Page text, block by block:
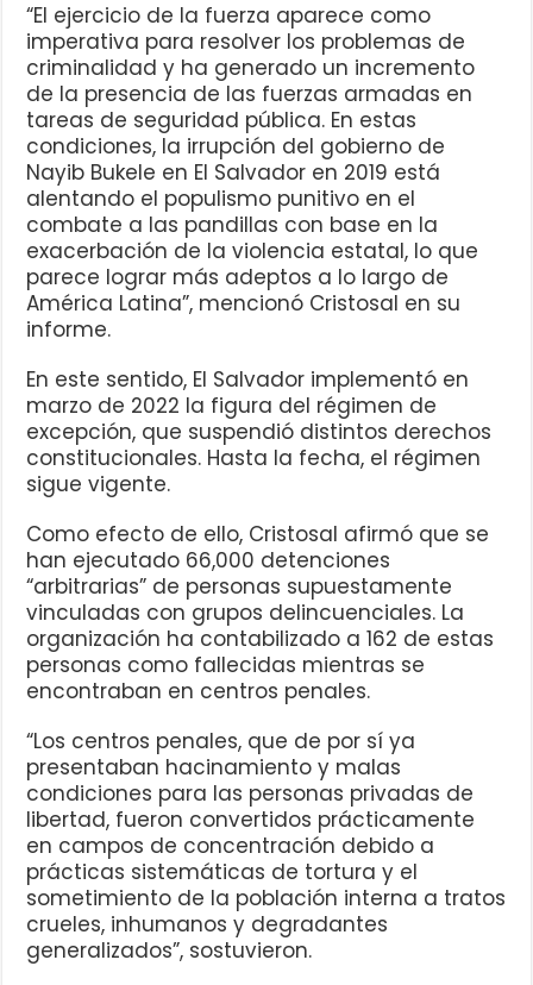
“El ejercicio de la fuerza aparece como
imperativa para resolver los problemas de
criminalidad y ha generado un incremento
de la presencia de las fuerzas armadas en
tareas de seguridad pública. En estas
condiciones, la irrupción del gobierno de
Nayib Bukele en El Salvador en 2019 está
alentando el populismo punitivo en el
combate a las pandillas con base en la
exacerbación de la violencia estatal, lo que
parece lograr más adeptos a lo largo de
América Latina”, mencionó Cristosal en su
informe.
En este sentido, El Salvador implementó en
marzo de 2022 la figura del régimen de
excepción, que suspendió distintos derechos
constitucionales. Hasta la fecha, el régimen
sigue vigente.
Como efecto de ello, Cristosal afirmó que se
han ejecutado 66,000 detenciones
“arbitrarias” de personas supuestamente
vinculadas con grupos delincuenciales. La
organización ha contabilizado a 162 de estas
personas como fallecidas mientras se
encontraban en centros penales.
“Los centros penales, que de por sí ya
presentaban hacinamiento y malas
condiciones para las personas privadas de
libertad, fueron convertidos prácticamente
en campos de concentración debido a
prácticas sistemáticas de tortura y el
sometimiento de la población interna a tratos
crueles, inhumanos y degradantes
generalizados”, sostuvieron.